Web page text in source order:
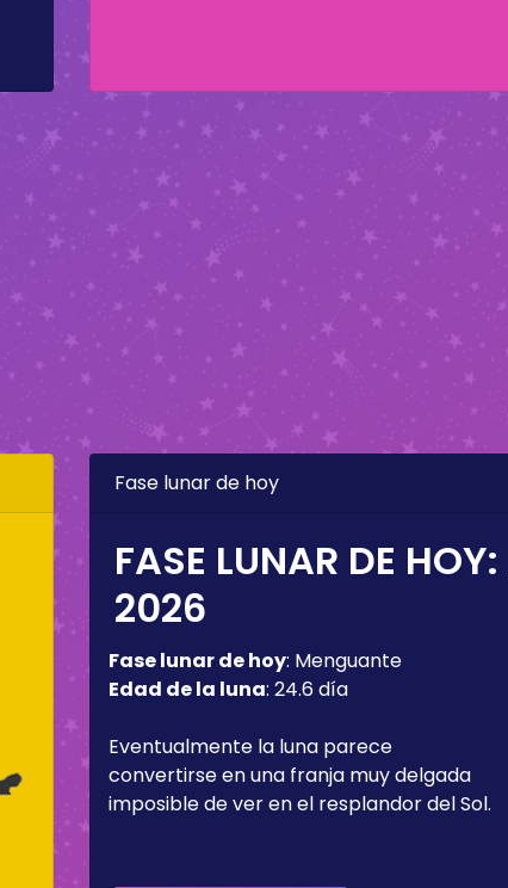
Fase lunar de hoy
FASE LUNAR DE HOY:
2026
Fase lunar de hoy: Menguante
Edad de la luna: 24.6 día
Eventualmente la luna parece
convertirse en una franja muy delgada
imposible de ver en el resplandor del Sol.